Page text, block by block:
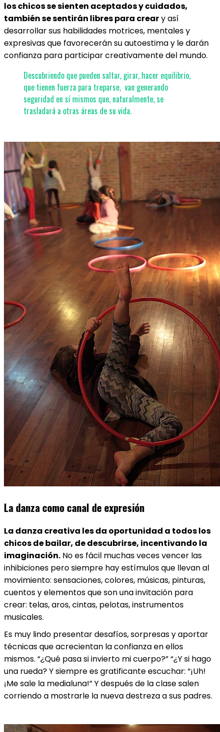
los chicos se sienten aceptados y cuidados,
también se sentirán libres para creary así
desarrollar sus habilidades motrices, mentales y
expresivas que favorecerán su autoestima y le darán
confianza para participar creativamente del mundo.
Descubriendo que pueden saltar, girar, hacer equilibrio,
que tienen fuerza para treparse, van generando
seguridad en sí mismos que, naturalmente, se
trasladará a otras áreas de su vida.
La danza como canal de expresión
La danza creativa les da oportunidad a todos los
chicos de bailar, de descubrirse, incentivando la
imaginación. No es fácil muchas veces vencer las
inhibiciones pero siempre hay estímulos que llevan al
movimiento: sensaciones, colores, músicas, pinturas,
cuentos y elementos que son una invitación para
crear: telas, aros, cintas, pelotas, instrumentos
musicales.
Es muy lindo presentar desafíos, sorpresas y aportar
técnicas que acrecientan la confianza en ellos
mismos. “¿Qué pasa si invierto mi cuerpo?” “¿Y si hago
una rueda? Y siempre es gratificante escuchar: “¡Uh!
¡Me sale la medialuna!” Y después de la clase salen
corriendo a mostrarle la nueva destreza a sus padres.